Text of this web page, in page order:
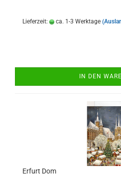
Lieferzeit: ca. 1-3 Werktage
IN DEN
Erfurt Dom